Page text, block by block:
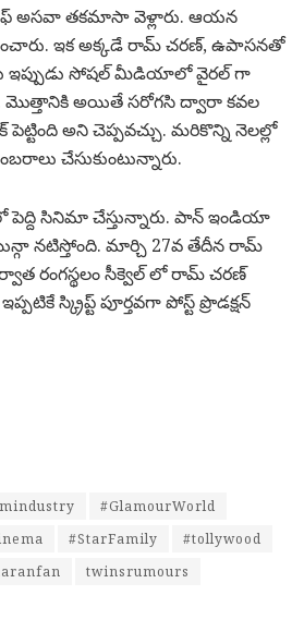
అసవా తకమాసా వెళ్లారు. ఆయన
ఇక అక్కడే రామ్ చరణ్, ఉపాసనతో
ఇప్పుడు సోషల్ మీడియాలో వైరల్ గా
అయితే సరోగసి ద్వారా కవల
అని చెప్పవచ్చు. మరికొన్ని నెలల్లో
చేసుకుంటున్నారు.
పెద్ది సినిమా చేస్తున్నారు. పాన్ ఇండియా
నటిస్తోంది. మార్చి 27వ తేదీన రామ్
రంగస్థలం సీక్వెల్ లో రామ్ చరణ్
స్క్రిప్ట్ పూర్తవగా పోస్ట్ ప్రొడక్షన్
#GlamourWorld
#StarFamily
#tollywood
twinsrumours